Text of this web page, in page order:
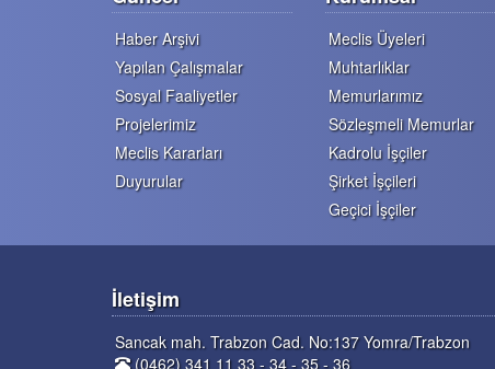
Haber Arşivi
Yapılan Çalışmalar
Sosyal Faaliyetler
Projelerimiz
Meclis Kararları
Duyurular
Meclis Üyeleri
Muhtarlıklar
Memurlarımız
Sözleşmeli Memurlar
Kadrolu İşçiler
Şirket İşçileri
Geçici İşçiler
İletişim
Sancak mah. Trabzon Cad. No:137 Yomra/Trabzon
(0462) 341 11 33 - 34 - 35 - 36